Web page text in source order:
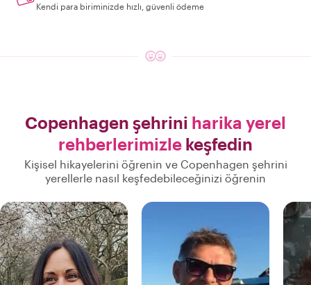
Kendi para biriminizde hızlı, güvenli ödeme
Copenhagen şehrini harika yerel
rehberlerimizle keşfedin
Kişisel hikayelerini öğrenin ve Copenhagen şehrini
yerellerle nasıl keşfedebileceğinizi öğrenin